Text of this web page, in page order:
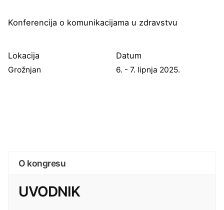
Konferencija o komunikacijama u zdravstvu
Lokacija
Grožnjan
Datum
6. - 7. lipnja 2025.
O kongresu
UVODNIK